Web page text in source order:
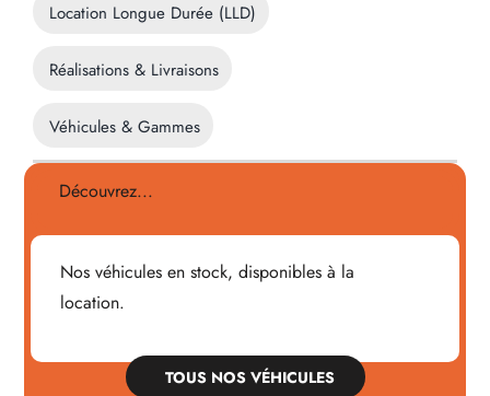
Location Longue Durée (LLD)
Réalisations & Livraisons
Véhicules & Gammes
Découvrez...
Nos véhicules en stock, disponibles à la
location.
TOUS NOS VÉHICULES